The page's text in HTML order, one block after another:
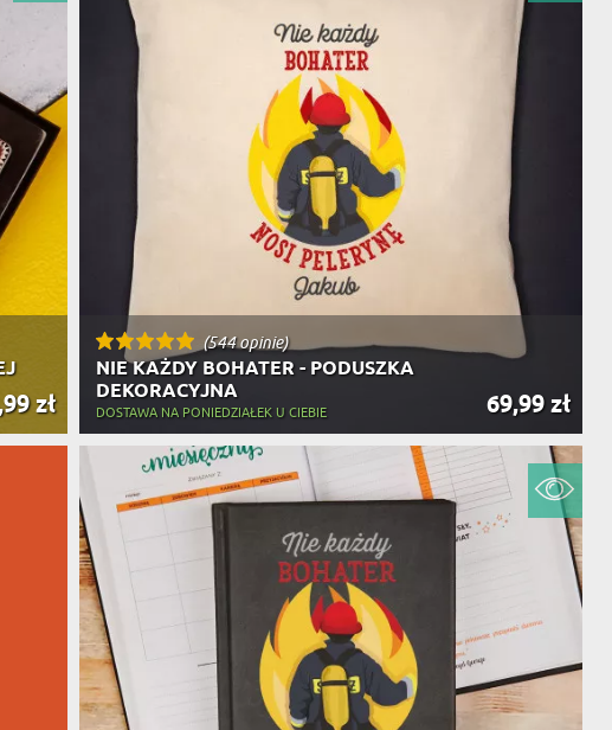
PODRÓŻNIKA
STRAŻAKA
SZEFA
WĘDKARZA
ŻARTOWNISIA
zł
(544 opinie)
NIE KAŻDY BOHATER - PODUSZKA
DEKORACYJNA
69,99 zł
DOSTAWA NA PONIEDZIAŁEK U CIEBIE